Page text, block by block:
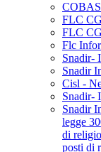
FLC
FLC
Flc
Snadir-
Snadir
Cisl -
Snadir-
Snadir
legge
di
posti di